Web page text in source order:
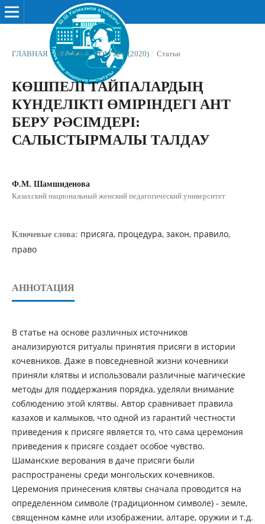
ГЛАВНАЯ / АРХИВЫ / ТОМ № 3 (2020) / Статьи
КӨШПЕЛІ ТАЙПАЛАРДЫҢ
КҮНДЕЛІКТІ ӨМІРІНДЕГІ АНТ
БЕРУ РƏСІМДЕРІ:
САЛЫСТЫРМАЛЫ ТАЛДАУ
Ф.М. Шамшиденова
Казахский национальный женский педагогический университет
Ключевые слова: присяга, процедура, закон, правило,
право
АННОТАЦИЯ
В статье на основе различных источников
анализируются ритуалы принятия присяги в истории
кочевников. Даже в повседневной жизни кочевники
приняли клятвы и использовали различные магические
методы для поддержания порядка, уделяли внимание
соблюдению этой клятвы. Автор сравнивает правила
казахов и калмыков, что одной из гарантий честности
приведения к присяге является то, что сама церемония
приведения к присяге создает особое чувство.
Шаманские верования в даче присяги были
распространены среди монгольских кочевников.
Церемония принесения клятвы сначала проводится на
определенном символе (традиционном символе) - земле,
священном камне или изображении, алтаре, оружии и т.д.